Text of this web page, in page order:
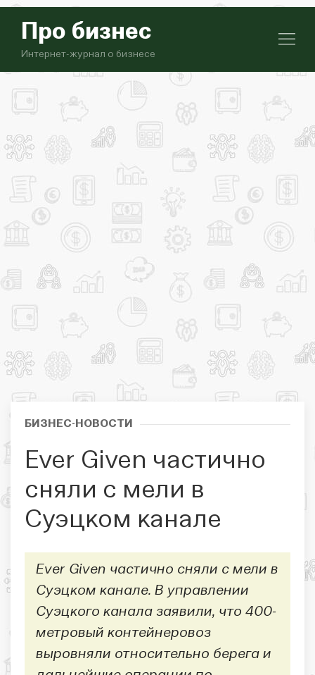
Про бизнес
Интернет-журнал о бизнесе
БИЗНЕС-НОВОСТИ
Ever Given частично
сняли с мели в
Суэцком канале
Ever Given частично сняли с мели в
Суэцком канале. В управлении
Суэцкого канала заявили, что 400-
метровый контейнеровоз
выровняли относительно берега и